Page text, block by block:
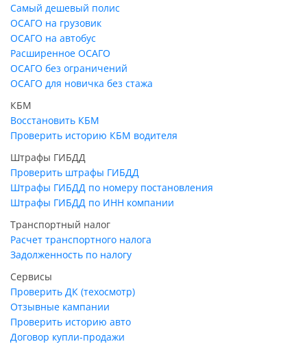
Самый дешевый полис
ОСАГО на грузовик
ОСАГО на автобус
Расширенное ОСАГО
ОСАГО без ограничений
ОСАГО для новичка без стажа
КБМ
Восстановить КБМ
Проверить историю КБМ водителя
Штрафы ГИБДД
Проверить штрафы ГИБДД
Штрафы ГИБДД по номеру постановления
Штрафы ГИБДД по ИНН компании
Транспортный налог
Расчет транспортного налога
Задолженность по налогу
Сервисы
Проверить ДК (техосмотр)
Отзывные кампании
Проверить историю авто
Договор купли-продажи